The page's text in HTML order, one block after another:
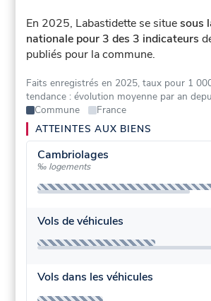
En 2025, Labastidette se situesous
nationale pour 3 des 3 indicateurs
publiés pour la commune.
Faits enregistrés en 2025, taux pour 1
tendance : évolution moyenne par an
Commune
France
ATTEINTES AUX BIENS
Cambriolages
‰ logements
Vols de véhicules
Vols dans les véhicules